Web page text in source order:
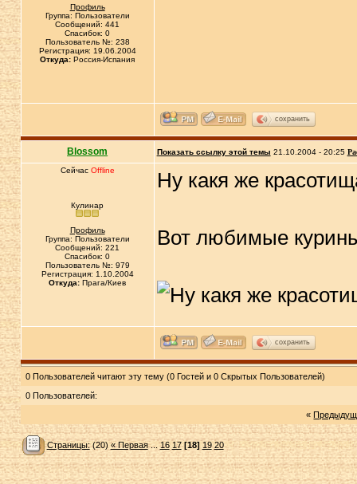
Профиль
Группа: Пользователи
Сообщений: 441
Спасибок: 0
Пользователь №: 238
Регистрация: 19.06.2004
Откуда: Россия-Испания
сохранить
Blossom Показать ссылку этой темы 21.10.2004 - 20:25
Сейчас Offline
Кулинар
Профиль
Группа: Пользователи
Сообщений: 221
Спасибок: 0
Пользователь №: 979
Регистрация: 1.10.2004
Откуда: Прага/Киев
Ну какя же
Вот любимые
сохранить
0 Пользователей читают эту тему (0 Гостей и 0 Скрытых Пользователей)
0 Пользователей:
«
Страницы:(20)« Первая...16 17 [18] 19 20